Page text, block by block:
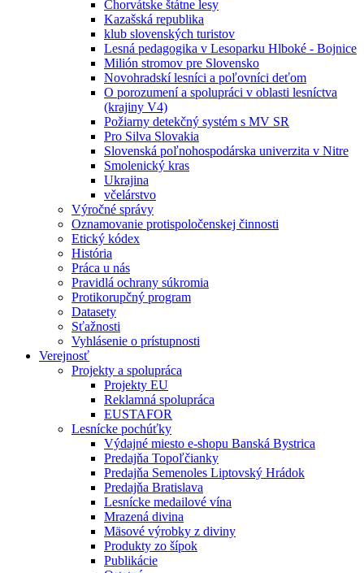
Chorvátske štátne lesy
Kazašská republika
klub slovenských turistov
Lesná pedagogika v Lesoparku Hlboké - Bojnice
Milión stromov pre Slovensko
Novohradskí lesníci a poľovníci deťom
O porozumení a spolupráci v oblasti lesníctva
(krajiny V4)
Požiarny detekčný systém s MV SR
Pro Silva Slovakia
Slovenská poľnohospodárska univerzita v Nitre
Smolenický kras
Ukrajina
včelárstvo
Výročné správy
Oznamovanie protispoločenskej činnosti
Etický kódex
História
Práca u nás
Pravidlá ochrany súkromia
Protikorupčný program
Datasety
Sťažnosti
Vyhlásenie o prístupnosti
Verejnosť
Projekty a spolupráca
Projekty EU
Reklamná spolupráca
EUSTAFOR
Lesnícke pochúťky
Výdajné miesto e-shopu Banská Bystrica
Predajňa Topoľčianky
Predajňa Semenoles Liptovský Hrádok
Predajňa Bratislava
Lesnícke medailové vína
Mrazená divina
Mäsové výrobky z diviny
Produkty zo šípok
Publikácie